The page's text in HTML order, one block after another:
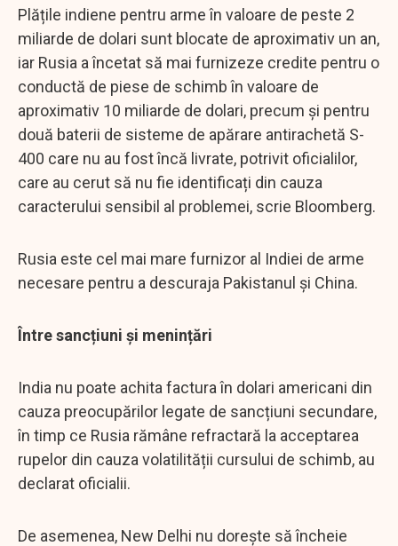
Plățile indiene pentru arme în valoare de peste 2
miliarde de dolari sunt blocate de aproximativ un an,
iar Rusia a încetat să mai furnizeze credite pentru o
conductă de piese de schimb în valoare de
aproximativ 10 miliarde de dolari, precum și pentru
două baterii de sisteme de apărare antirachetă S-
400 care nu au fost încă livrate, potrivit oficialilor,
care au cerut să nu fie identificați din cauza
caracterului sensibil al problemei, scrie Bloomberg.
Rusia este cel mai mare furnizor al Indiei de arme
necesare pentru a descuraja Pakistanul și China.
Între sancțiuni și menințări
India nu poate achita factura în dolari americani din
cauza preocupărilor legate de sancțiuni secundare,
în timp ce Rusia rămâne refractară la acceptarea
rupelor din cauza volatilității cursului de schimb, au
declarat oficialii.
De asemenea, New Delhi nu dorește să încheie